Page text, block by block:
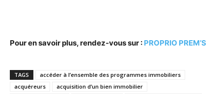
Pour en savoir plus, rendez-vous sur : PROPRIO PREM’S
TAGS
accéder à l’ensemble des programmes immobiliers
acquéreurs
acquisition d’un bien immobilier